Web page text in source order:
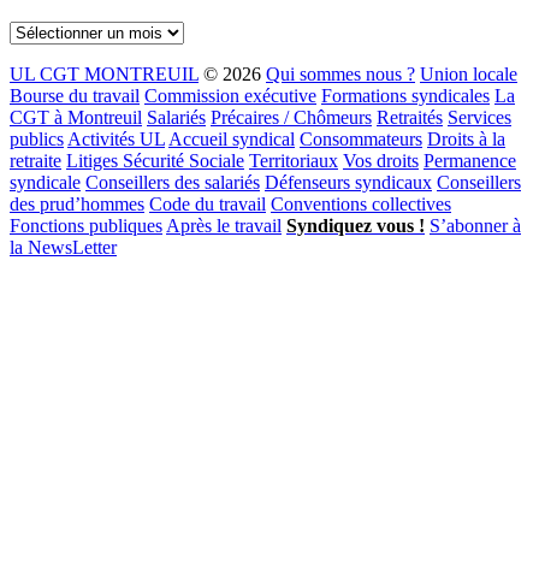
Archives
UL CGT MONTREUIL © 2026 Qui sommes nous ? Union locale
Bourse du travail Commission exécutive Formations syndicales La
CGT à Montreuil Salariés Précaires / Chômeurs Retraités Services
publics Activités UL Accueil syndical Consommateurs Droits à la
retraite Litiges Sécurité Sociale Territoriaux Vos droits Permanence
syndicale Conseillers des salariés Défenseurs syndicaux Conseillers
des prud’hommes Code du travail Conventions collectives
Fonctions publiques Après le travail Syndiquez vous ! S’abonner à
la NewsLetter